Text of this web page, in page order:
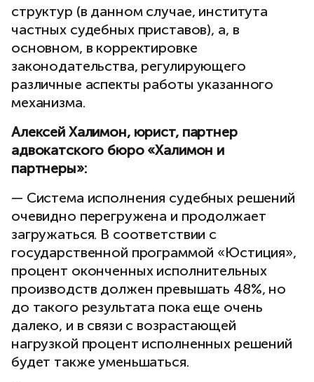
структур (в данном случае, института
частных судебных приставов), а, в
основном, в корректировке
законодательства, регулирующего
различные аспекты работы указанного
механизма.
Алексей Халимон, юрист, партнер
адвокатского бюро «Халимон и
партнеры»:
— Система исполнения судебных решений
очевидно перегружена и продолжает
загружаться. В соответствии с
государственной программой «Юстиция»,
процент оконченных исполнительных
производств должен превышать 48%, но
до такого результата пока еще очень
далеко, и в связи с возрастающей
нагрузкой процент исполненных решений
будет также уменьшаться.